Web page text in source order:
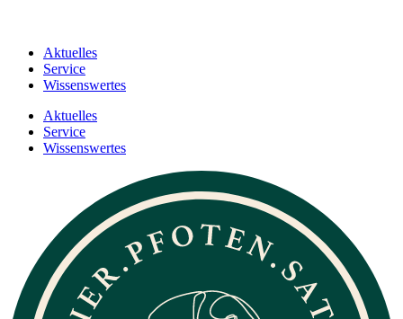
Aktuelles
Service
Wissenswertes
Aktuelles
Service
Wissenswertes